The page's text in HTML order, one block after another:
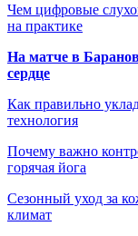
Чем цифровые
на практике
На матче в
сердце
Как правильно
технология
Почему важно
горячая йога
Сезонный уход за
климат